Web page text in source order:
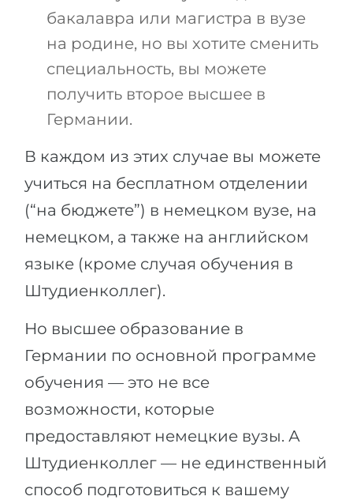
бакалавра или магистра в вузе
на родине, но вы хотите сменить
специальность, вы можете
получить второе высшее в
Германии.
В каждом из этих случае вы можете
учиться на бесплатном отделении
(“на бюджете”) в немецком вузе, на
немецком, а также на английском
языке (кроме случая обучения в
Штудиенколлег).
Но высшее образование в
Германии по основной программе
обучения — это не все
возможности, которые
предоставляют немецкие вузы. А
Штудиенколлег — не единственный
способ подготовиться к вашему